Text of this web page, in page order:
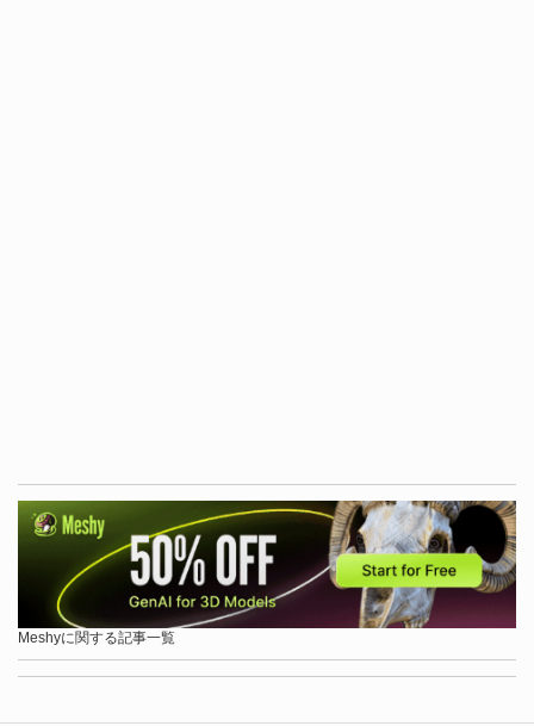
Meshyに関する記事一覧